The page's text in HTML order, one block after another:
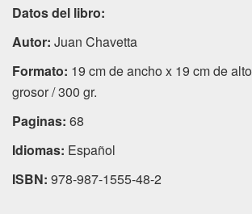
Datos del libro:
Autor: Juan Chavetta
Formato: 19 cm de ancho x 19 cm de
grosor / 300 gr.
Paginas: 68
Idiomas: Español
ISBN: 978-987-1555-48-2